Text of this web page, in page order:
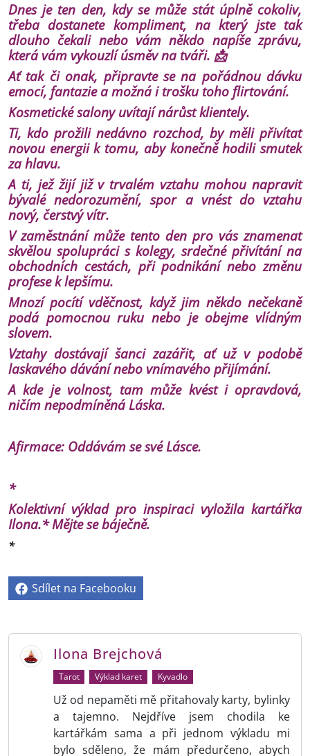
Dnes je ten den, kdy se může stát úplně cokoliv,
třeba dostanete kompliment, na který jste tak
dlouho čekali nebo vám někdo napíše zprávu,
která vám vykouzlí úsměv na tváři. 📩
Ať tak či onak, připravte se na pořádnou dávku
emocí, fantazie a možná i trošku toho flirtování.
Kosmetické salony uvítají nárůst klientely.
Ti, kdo prožili nedávno rozchod, by měli přivítat
novou energii k tomu, aby konečně hodili smutek
za hlavu.
A ti, jež žijí již v trvalém vztahu mohou napravit
bývalé nedorozumění, spor a vnést do vztahu
nový, čerstvý vítr.
V zaměstnání může tento den pro vás znamenat
skvělou spolupráci s kolegy, srdečné přivítání na
obchodních cestách, při podnikání nebo změnu
profese k lepšímu.
Mnozí pocítí vděčnost, když jim někdo nečekaně
podá pomocnou ruku nebo je obejme vlídným
slovem.
Vztahy dostávají šanci zazářit, ať už v podobě
laskavého dávání nebo vnímavého přijímání.
A kde je volnost, tam může kvést i opravdová,
ničím nepodmíněná Láska.
Afirmace: Oddávám se své Lásce.
*
Kolektivní výklad pro inspiraci vyložila kartářka
Ilona.* Mějte se báječně.
*
Sdílet na Facebooku
Ilona Brejchová
Tarot Výklad karet Kyvadlo
Už od nepaměti mě přitahovaly karty, bylinky
a tajemno. Nejdříve jsem chodila ke
kartářkám sama a při jednom výkladu mi
bylo sděleno, že mám předurčeno, abych